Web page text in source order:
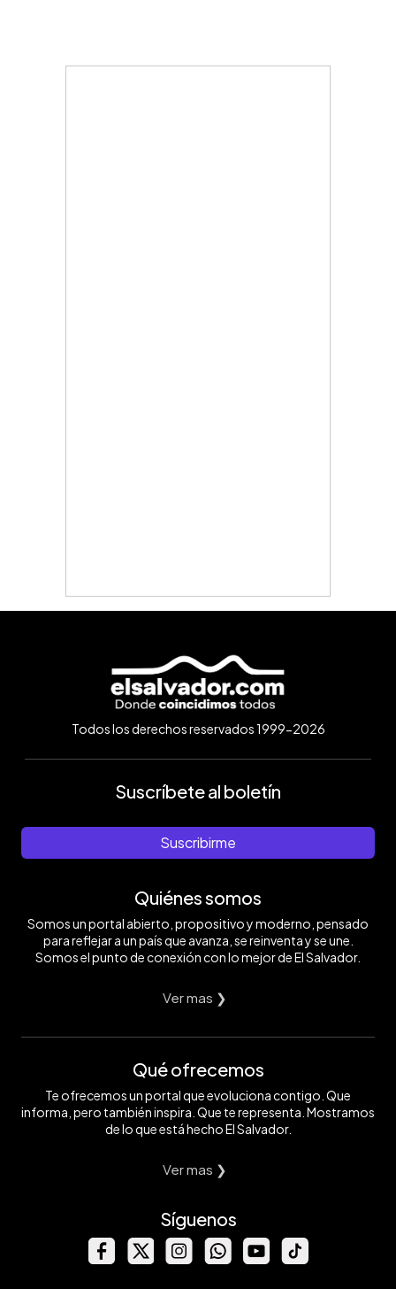
Todos los derechos reservados 1999-2026
Suscríbete al boletín
Suscribirme
Quiénes somos
Somos un portal abierto, propositivo y moderno, pensado
para reflejar a un país que avanza, se reinventa y se une.
Somos el punto de conexión con lo mejor de El Salvador.
Ver mas ❯
Qué ofrecemos
Te ofrecemos un portal que evoluciona contigo. Que
informa, pero también inspira. Que te representa. Mostramos
de lo que está hecho El Salvador.
Ver mas ❯
Síguenos